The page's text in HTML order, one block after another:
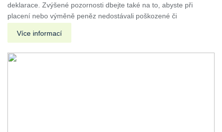
deklarace. Zvýšené pozornosti dbejte také na to, abyste při
placení nebo výměně peněz nedostávali poškozené či
Více informací